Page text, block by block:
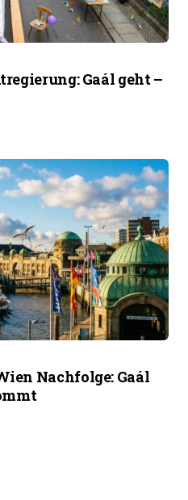
Gaál geht –
Nachfolge: Gaál